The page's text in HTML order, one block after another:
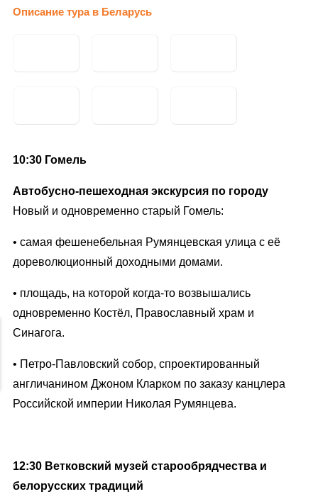
Описание тура в Беларусь
10:30 Гомель
Автобусно-пешеходная экскурсия по городу
Новый и одновременно старый Гомель:
• самая фешенебельная Румянцевская улица с её
дореволюционный доходными домами.
• площадь, на которой когда-то возвышались
одновременно Костёл, Православный храм и
Синагога.
• Петро-Павловский собор, спроектированный
англичанином Джоном Кларком по заказу канцлера
Российской империи Николая Румянцева.
12:30 Ветковский музей старообрядчества и
белорусских традиций